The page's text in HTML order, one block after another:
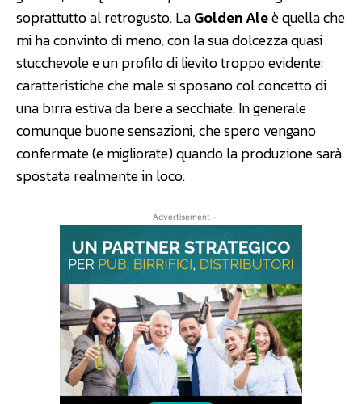
soprattutto al retrogusto. LaGolden Aleè quella che
mi ha convinto di meno, con la sua dolcezza quasi
stucchevole e un profilo di lievito troppo evidente:
caratteristiche che male si sposano col concetto di
una birra estiva da bere a secchiate. In generale
comunque buone sensazioni, che spero vengano
confermate (e migliorate) quando la produzione sarà
spostata realmente in loco.
- Advertisement -